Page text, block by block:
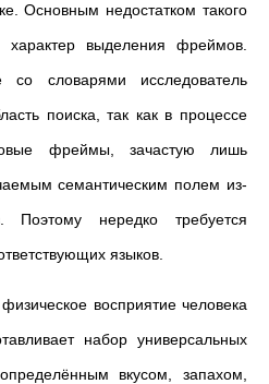
Основным недостатком такого
характер выделения фреймов.
словарями исследователь
поиска, так как в процессе
фреймы, зачастую лишь
семантическим полем из-
Поэтому нередко требуется
языков.
восприятие человека
набор универсальных
вкусом, запахом,